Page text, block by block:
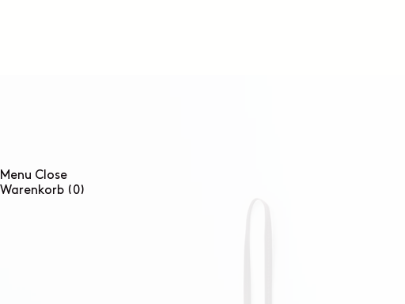
Menu Close
Warenkorb (0)